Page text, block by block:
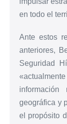
en todo el
Ante estos
anteriores,
Seguridad
información
geográfica y
el propósito